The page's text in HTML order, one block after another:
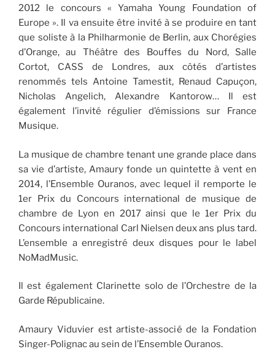
2012 le concours « Yamaha Young Foundation of
Europe ». Il va ensuite être invité à se produire en tant
que soliste à la Philharmonie de Berlin, aux Chorégies
d’Orange, au Théâtre des Bouffes du Nord, Salle
Cortot, CASS de Londres, aux côtés d’artistes
renommés tels Antoine Tamestit, Renaud Capuçon,
Nicholas Angelich, Alexandre Kantorow… Il est
également l’invité régulier d’émissions sur France
Musique.
La musique de chambre tenant une grande place dans
sa vie d’artiste, Amaury fonde un quintette à vent en
2014, l’Ensemble Ouranos, avec lequel il remporte le
1er Prix du Concours international de musique de
chambre de Lyon en 2017 ainsi que le 1er Prix du
Concours international Carl Nielsen deux ans plus tard.
L’ensemble a enregistré deux disques pour le label
NoMadMusic.
Il est également Clarinette solo de l’Orchestre de la
Garde Républicaine.
Amaury Viduvier est artiste-associé de la Fondation
Singer-Polignac au sein de l’Ensemble Ouranos.